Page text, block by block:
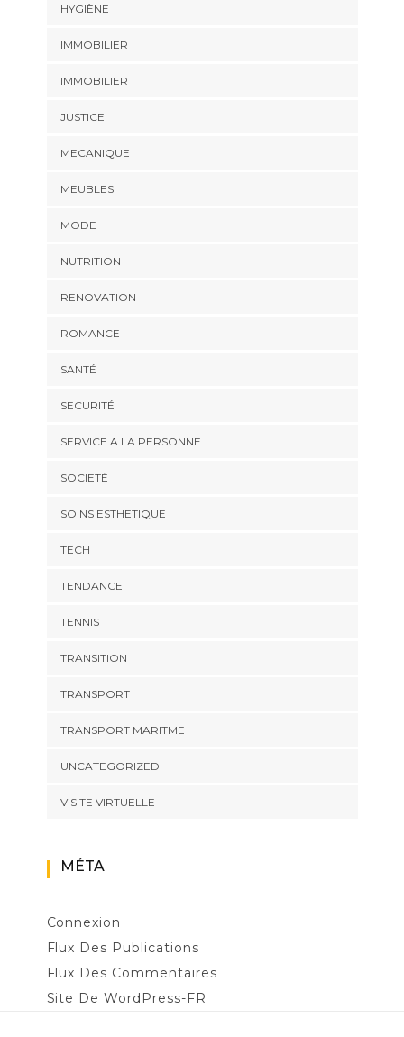
HYGIÈNE
IMMOBILIER
IMMOBILIER
JUSTICE
MECANIQUE
MEUBLES
MODE
NUTRITION
RENOVATION
ROMANCE
SANTÉ
SECURITÉ
SERVICE A LA PERSONNE
SOCIETÉ
SOINS ESTHETIQUE
TECH
TENDANCE
TENNIS
TRANSITION
TRANSPORT
TRANSPORT MARITME
UNCATEGORIZED
VISITE VIRTUELLE
MÉTA
Connexion
Flux Des Publications
Flux Des Commentaires
Site De WordPress-FR